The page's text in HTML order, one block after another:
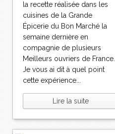
la recette réalisée dans les
cuisines de la Grande
Épicerie du Bon Marché la
semaine dernière en
compagnie de plusieurs
Meilleurs ouvriers de France.
Je vous ai dit à quel point
cette expérience...
Lire la suite